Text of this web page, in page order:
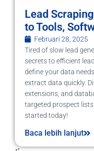
Lead
to Tools,
Februari 28, 2025
Tired of slow lead
secrets to efficient
define your data
extract data quickly.
extensions, and
targeted prospect
started today!
Baca lebih lanjut